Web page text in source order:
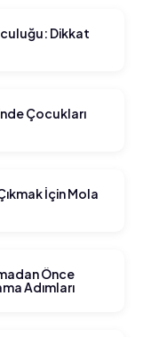
Dikkat
Çocukları
İçin Mola
Önce
Adımları